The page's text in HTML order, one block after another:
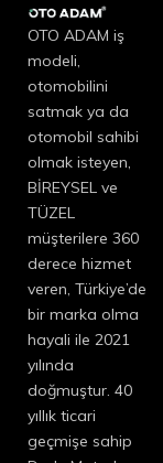
OTO ADAM iş
modeli,
otomobilini
satmak ya da
otomobil sahibi
olmak isteyen,
BİREYSEL ve
TÜZEL
müşterilere 360
derece hizmet
veren, Türkiye’de
bir marka olma
hayali ile 2021
yılında
doğmuştur. 40
yıllık ticari
geçmişe sahip